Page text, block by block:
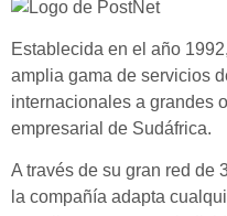
Establecida en el año 1992,
amplia gama de servicios
internacionales a grandes
empresarial de Sudáfrica.
A través de su gran red de
la compañía adapta